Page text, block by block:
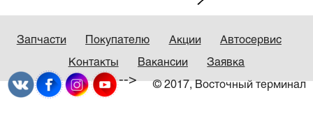
Запчасти Покупателю Акции Автосервис
Контакты Вакансии Заявка
© 2017, Восточный терминал
-->